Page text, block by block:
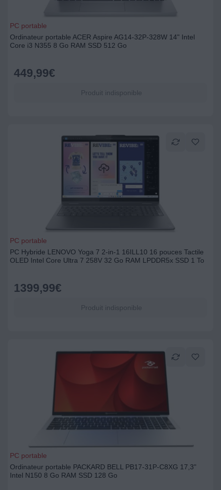
PC portable
Ordinateur portable ACER Aspire AG14-32P-328W 14" Intel
Core i3 N355 8 Go RAM SSD 512 Go
449,99€
Produit indisponible
PC portable
PC Hybride LENOVO Yoga 7 2-in-1 16ILL10 16 pouces Tactile
OLED Intel Core Ultra 7 258V 32 Go RAM LPDDR5x SSD 1 To
1399,99€
Produit indisponible
PC portable
Ordinateur portable PACKARD BELL PB17-31P-C8XG 17,3"
Intel N150 8 Go RAM SSD 128 Go